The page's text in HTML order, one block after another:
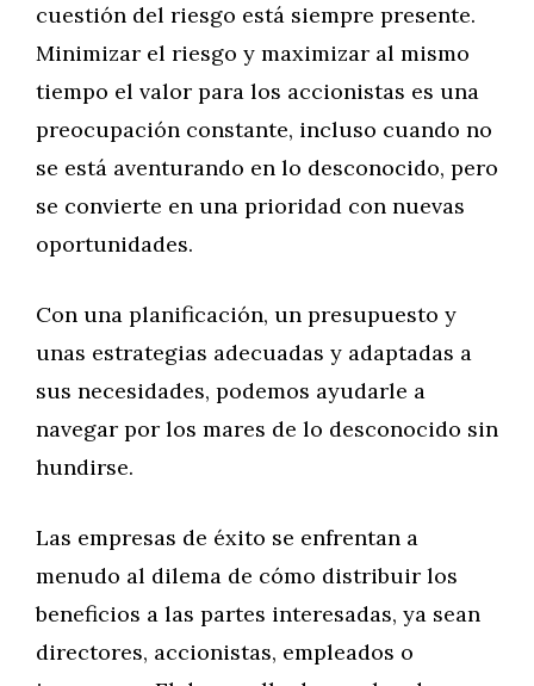
cuestión del riesgo está siempre presente.
Minimizar el riesgo y maximizar al mismo
tiempo el valor para los accionistas es una
preocupación constante, incluso cuando no
se está aventurando en lo desconocido, pero
se convierte en una prioridad con nuevas
oportunidades.
Con una planificación, un presupuesto y
unas estrategias adecuadas y adaptadas a
sus necesidades, podemos ayudarle a
navegar por los mares de lo desconocido sin
hundirse.
Las empresas de éxito se enfrentan a
menudo al dilema de cómo distribuir los
beneficios a las partes interesadas, ya sean
directores, accionistas, empleados o